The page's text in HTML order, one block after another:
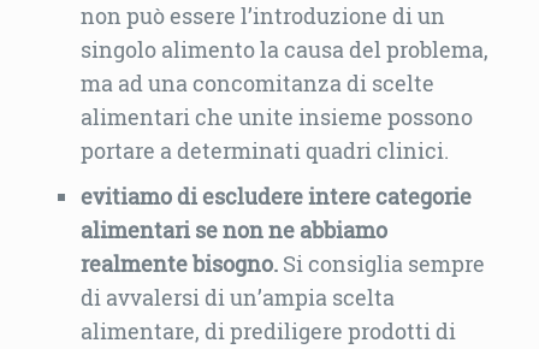
non può essere l’introduzione di un
singolo alimento la causa del problema,
ma ad una concomitanza di scelte
alimentari che unite insieme possono
portare a determinati quadri clinici.
evitiamo di escludere intere categorie
alimentari se non ne abbiamo
realmente bisogno.Si consiglia sempre
di avvalersi di un’ampia scelta
alimentare, di prediligere prodotti di